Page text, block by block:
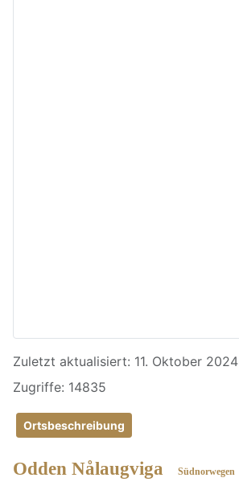
Details
Zuletzt aktualisiert: 11. Oktober 2024
Zugriffe: 14835
Ortsbeschreibung
Odden Nålaugviga Südnorwegen